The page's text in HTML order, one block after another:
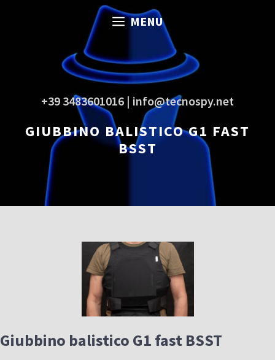
MENU
+39 3483601016 | info@tecnospy.net
GIUBBINO BALISTICO G1 FAST
BSST
Giubbino balistico G1 fast BSST